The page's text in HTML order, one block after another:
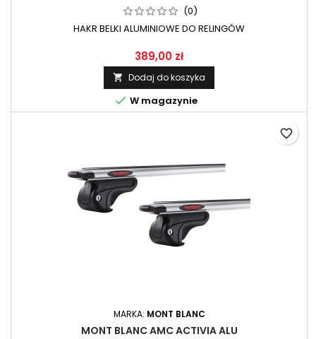
(0)
HAKR BELKI ALUMINIOWE DO RELINGÓW
389,00 zł
 Dodaj do koszyka
 W magazynie
MARKA: MONT BLANC
MONT BLANC AMC ACTIVIA ALU
favorite_border